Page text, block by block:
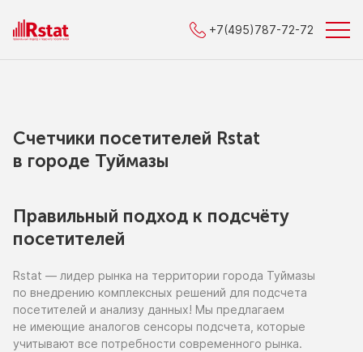
+7(495)787-72-72
Счетчики посетителей Rstat
в городe Туймазы
Правильный подход к подсчёту
посетителей
Rstat — лидер рынка на территории города Туймазы
по внедрению комплексных решений для подсчета
посетителей и анализу данных! Мы предлагаем
не имеющие аналогов сенсоры подсчета, которые
учитывают все потребности современного рынка.